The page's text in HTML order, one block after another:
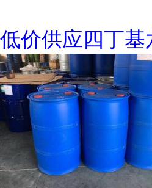
低价供应四丁基